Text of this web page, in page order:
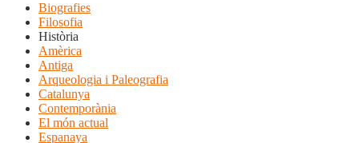
Biografies
Filosofia
Història
Amèrica
Antiga
Arqueologia i Paleografia
Catalunya
Contemporània
El món actual
Espanaya